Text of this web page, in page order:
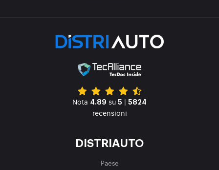
Nota 4.89 su 5 | 5824
recensioni
DISTRIAUTO
Paese